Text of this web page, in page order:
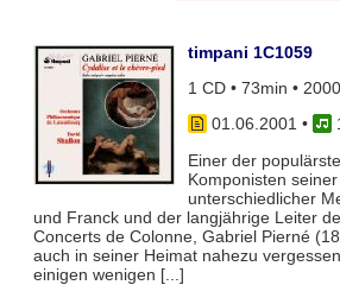
timpani 1C1059
1 CD • 73min • 2000
01.06.2001 •
Einer der
Komponisten
unterschiedlicher
und Franck und der langjährige Leiter
Concerts de Colonne, Gabriel Pierné
auch in seiner Heimat nahezu
einigen wenigen [...]